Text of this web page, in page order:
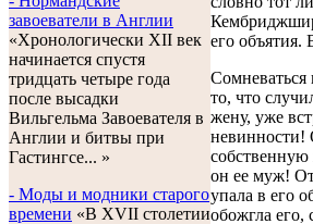
завоеватели в Англии
«Хронологически XII век
начинается спустя
тридцать четыре года
после высадки
Вильгельма Завоевателя в
Англии и битвы при
Гастингсе... »
- Моды и модники старого
времени «В XVII столетии
его
Сомневаться
то, что
жену, уже
невинности!
собственную
он ее муж!
упала в его
обожгла его,